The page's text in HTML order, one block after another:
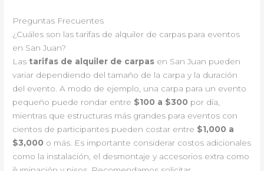
Preguntas Frecuentes
¿Cuáles son las tarifas de alquiler de carpas para eventos
en San Juan?
Las tarifas de alquiler de carpas en San Juan pueden
variar dependiendo del tamaño de la carpa y la duración
del evento. A modo de ejemplo, una carpa para un evento
pequeño puede rondar entre $100 a $300 por día,
mientras que estructuras más grandes para eventos con
cientos de participantes pueden costar entre $1,000 a
$3,000 o más. Es importante considerar costos adicionales
como la instalación, el desmontaje y accesorios extra como